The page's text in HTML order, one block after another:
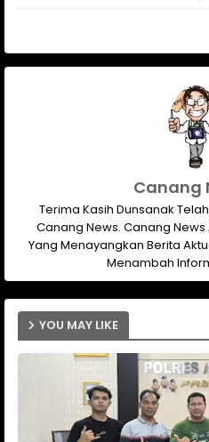
Canang
Terima Kasih Dunsanak
Canang News. Canang
Yang Menayangkan Berita
Menambah
YOU MAY LIKE